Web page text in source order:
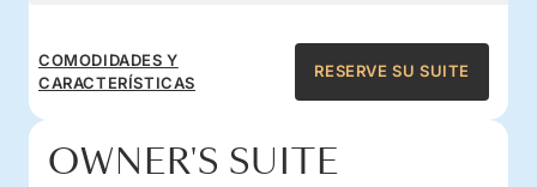
COMODIDADES Y
CARACTERÍSTICAS
RESERVE SU SUITE
OWNER'S SUITE